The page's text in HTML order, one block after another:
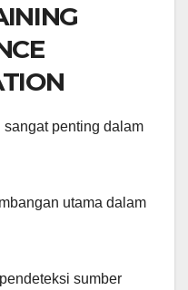
sangat penting dalam
utama dalam
sumber